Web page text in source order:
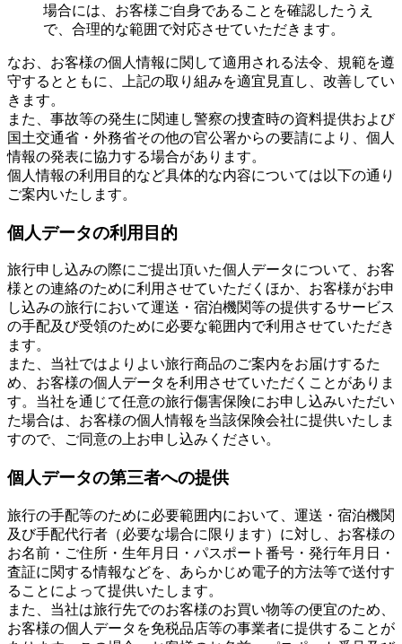
場合には、お客様ご自身であることを確認したうえ
で、合理的な範囲で対応させていただきます。
なお、お客様の個人情報に関して適用される法令、規範を遵
守するとともに、上記の取り組みを適宜見直し、改善してい
きます。
また、事故等の発生に関連し警察の捜査時の資料提供および
国土交通省・外務省その他の官公署からの要請により、個人
情報の発表に協力する場合があります。
個人情報の利用目的など具体的な内容については以下の通り
ご案内いたします。
個人データの利用目的
旅行申し込みの際にご提出頂いた個人データについて、お客
様との連絡のために利用させていただくほか、お客様がお申
し込みの旅行において運送・宿泊機関等の提供するサービス
の手配及び受領のために必要な範囲内で利用させていただき
ます。
また、当社ではよりよい旅行商品のご案内をお届けするた
め、お客様の個人データを利用させていただくことがありま
す。当社を通じて任意の旅行傷害保険にお申し込みいただい
た場合は、お客様の個人情報を当該保険会社に提供いたしま
すので、ご同意の上お申し込みください。
個人データの第三者への提供
旅行の手配等のために必要範囲内において、運送・宿泊機関
及び手配代行者（必要な場合に限ります）に対し、お客様の
お名前・ご住所・生年月日・パスポート番号・発行年月日・
査証に関する情報などを、あらかじめ電子的方法等で送付す
ることによって提供いたします。
また、当社は旅行先でのお客様のお買い物等の便宜のため、
お客様の個人データを免税品店等の事業者に提供することが